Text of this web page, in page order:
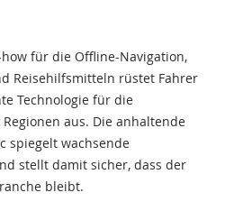
für die Offline-Navigation,
Reisehilfsmitteln rüstet Fahrer
Technologie für die
aus. Die anhaltende
spiegelt wachsende
stellt damit sicher, dass der
bleibt.